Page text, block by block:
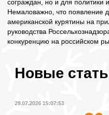
сограждан, но и для политики
Немаловажно, что появление
американской курятины на
руководства
конкуренцию на российском
Новые
29.07.2026 15:07:53